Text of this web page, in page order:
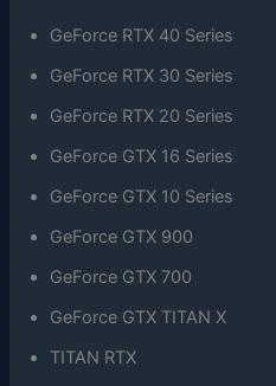
GeForce RTX 40 Series
GeForce RTX 30 Series
GeForce RTX 20 Series
GeForce GTX 16 Series
GeForce GTX 10 Series
GeForce GTX 900
GeForce GTX 700
GeForce GTX TITAN X
TITAN RTX